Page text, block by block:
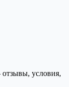
условия,